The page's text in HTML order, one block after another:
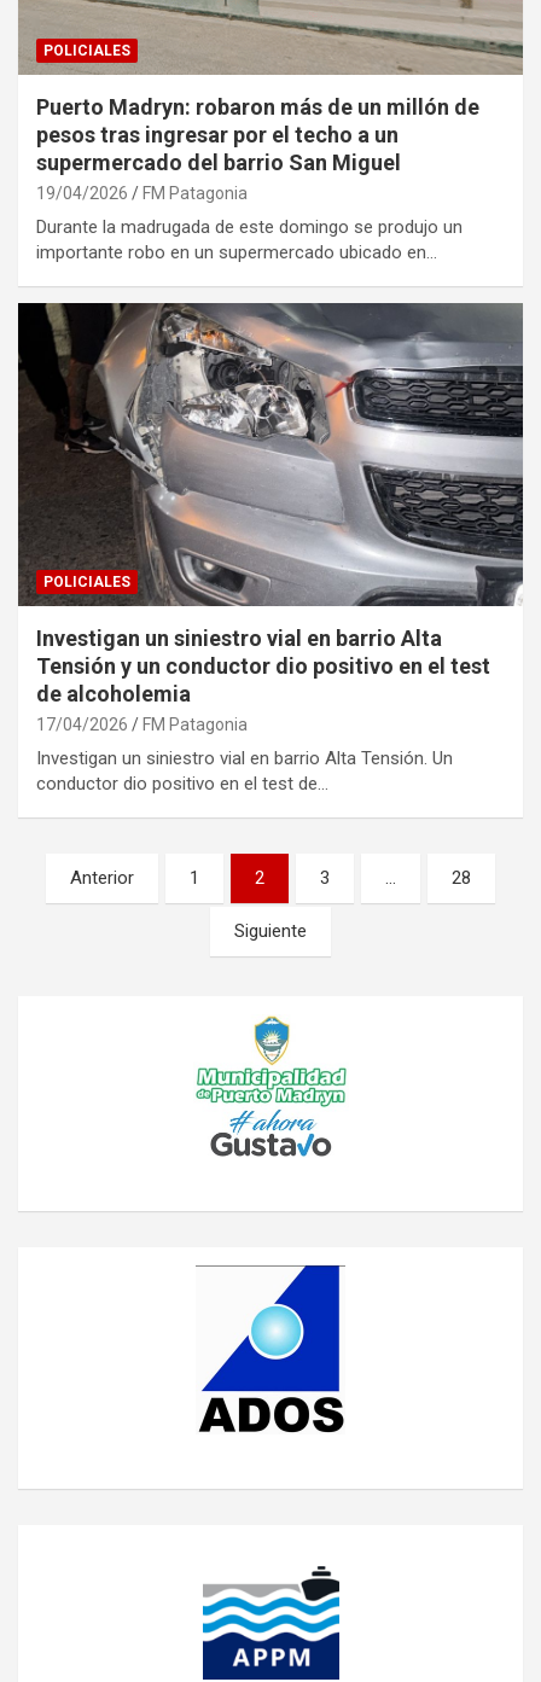
POLICIALES
Puerto Madryn: robaron más de un millón de
pesos tras ingresar por el techo a un
supermercado del barrio San Miguel
19/04/2026 FM Patagonia
Durante la madrugada de este domingo se produjo un
importante robo en un supermercado ubicado en…
POLICIALES
Investigan un siniestro vial en barrio Alta
Tensión y un conductor dio positivo en el test
de alcoholemia
17/04/2026 FM Patagonia
Investigan un siniestro vial en barrio Alta Tensión. Un
conductor dio positivo en el test de…
Paginación
de
Anterior 1 2 3 … 28
Siguiente